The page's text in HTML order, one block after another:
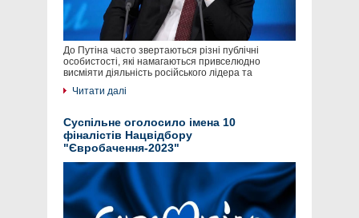
До Путіна часто звертаються різні публічні
особистості, які намагаються привселюдно
висміяти діяльність російського лідера та
Читати далі
Суспільне оголосило імена 10
фіналістів Нацвідбору
"Євробачення-2023"